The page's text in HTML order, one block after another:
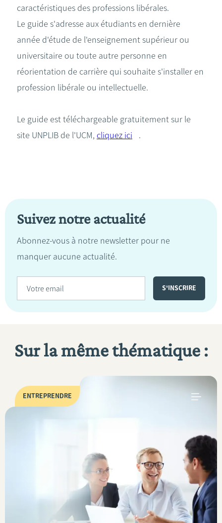
caractéristiques des professions libérales.
Le guide s'adresse aux étudiants en dernière
année d'étude de l'enseignement supérieur ou
universitaire ou toute autre personne en
réorientation de carrière qui souhaite s'installer en
profession libérale ou intellectuelle.
Le guide est téléchargeable gratuitement sur le
site UNPLIB de l'UCM, cliquez ici .
Suivez notre actualité
Abonnez-vous à notre newsletter pour ne
manquer aucune actualité.
Sur la même thématique :
ENTREPRENDRE